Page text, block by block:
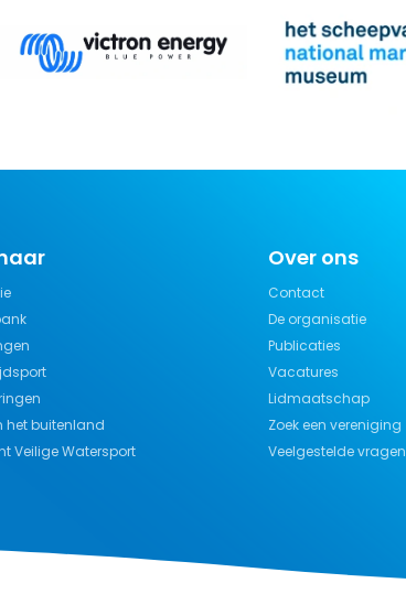
het buitenland
Veilige Watersport
Over ons
Contact
De organisatie
Publicaties
Vacatures
Lidmaatschap
Zoek een vereniging
Veelgestelde vragen